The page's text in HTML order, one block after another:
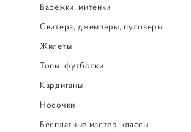
Варежки, митенки
Свитера, джемперы, пуловеры
Жилеты
Топы, футболки
Кардиганы
Носочки
Бесплатные мастер-классы